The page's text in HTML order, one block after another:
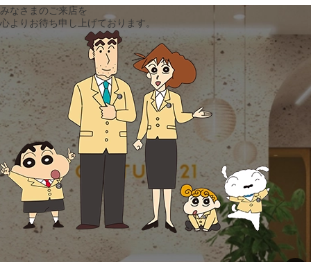
みなさまのご来店を
心よりお待ち申し上げております。